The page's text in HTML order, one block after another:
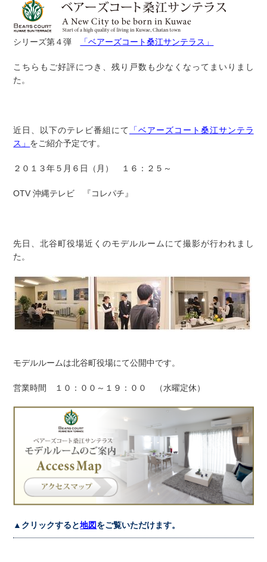
シリーズ第４弾 「ベアーズコート桑江サンテラス」
こちらもご好評につき、残り戸数も少なくなってまいりまし
た。
近日、以下のテレビ番組にて
「ベアーズコート桑江サンテラ
ス」 をご紹介予定です。
２０１３年５月６日（月） １６：２５～
OTV 沖縄テレビ 『コレパチ』
先日、北谷町役場近くのモデルルームにて撮影が行われまし
た。
モデルルームは北谷町役場にて公開中です。
営業時間 １０：００～１９：００ （水曜定休）
▲クリックすると地図をご覧いただけます。